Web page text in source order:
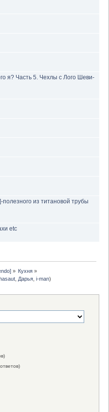
я? Часть 5. Чехлы с Лого Шеви-
полезного из титановой трубы
etc
» Кухня»
Дарья ,i-man)